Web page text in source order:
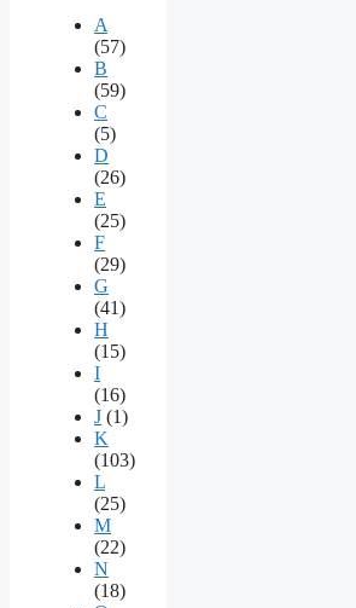
A
(57)
B
(59)
C
(5)
D
(26)
E
(25)
F
(29)
G
(41)
H
(15)
I
(16)
J (1)
K
(103)
L
(25)
M
(22)
N
(18)